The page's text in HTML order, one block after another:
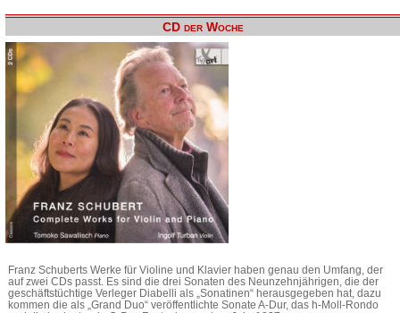
CD der Woche
Franz Schuberts Werke für Violine und Klavier haben genau den Umfang, der
auf zwei CDs passt. Es sind die drei Sonaten des Neunzehnjährigen, die der
geschäftstüchtige Verleger Diabelli als „Sonatinen“ herausgegeben hat, dazu
kommen die als „Grand Duo“ veröffentlichte Sonate A-Dur, das h-Moll-Rondo